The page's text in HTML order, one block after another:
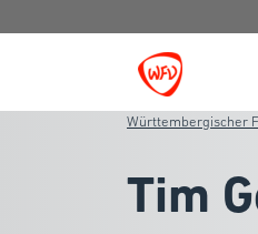
Württembergischer
Tim